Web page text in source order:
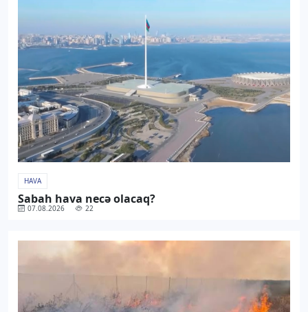
HAVA
Sabah hava necə olacaq?
07.08.2026 22